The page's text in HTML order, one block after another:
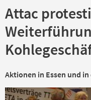
Attac
Aktionen in Essen und